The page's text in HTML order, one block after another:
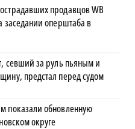
продавцов WB
заседании оперштаба в
севший за руль пьяным и
предстал перед судом
показали обновленную
округе